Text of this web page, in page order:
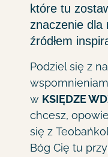
które tu
znaczenie dla
źródłem
Podziel się z
w KSIĘDZE
chcesz,
się z
Bóg Cię tu